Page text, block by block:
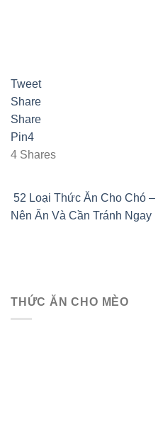
Tweet
Share
Share
Pin4
4 Shares
52 Loại Thức Ăn Cho Chó –
Nên Ăn Và Cần Tránh Ngay
THỨC ĂN CHO MÈO